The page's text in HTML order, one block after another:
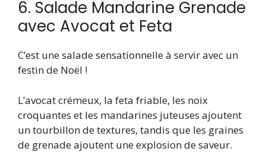
6. Salade Mandarine Grenade
avec Avocat et Feta
C’est une salade sensationnelle à servir avec un
festin de Noël !
L’avocat crémeux, la feta friable, les noix
croquantes et les mandarines juteuses ajoutent
un tourbillon de textures, tandis que les graines
de grenade ajoutent une explosion de saveur.